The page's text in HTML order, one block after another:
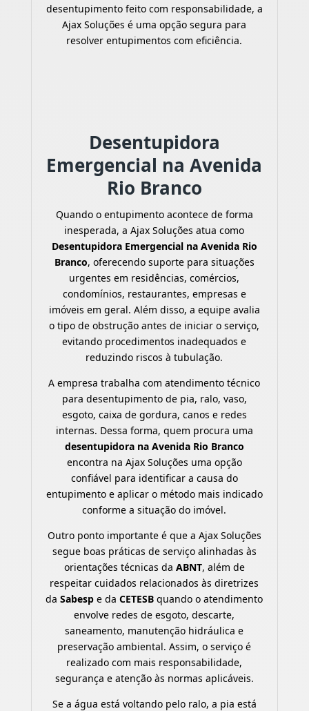
desentupimento feito com responsabilidade, a
Ajax Soluções é uma opção segura para
resolver entupimentos com eficiência.
Desentupidora
Emergencial na Avenida
Rio Branco
Quando o entupimento acontece de forma
inesperada, a Ajax Soluções atua como
Desentupidora Emergencial na Avenida Rio
Branco, oferecendo suporte para situações
urgentes em residências, comércios,
condomínios, restaurantes, empresas e
imóveis em geral. Além disso, a equipe avalia
o tipo de obstrução antes de iniciar o serviço,
evitando procedimentos inadequados e
reduzindo riscos à tubulação.
A empresa trabalha com atendimento técnico
para desentupimento de pia, ralo, vaso,
esgoto, caixa de gordura, canos e redes
internas. Dessa forma, quem procura uma
desentupidora na Avenida Rio Branco
encontra na Ajax Soluções uma opção
confiável para identificar a causa do
entupimento e aplicar o método mais indicado
conforme a situação do imóvel.
Outro ponto importante é que a Ajax Soluções
segue boas práticas de serviço alinhadas às
orientações técnicas da ABNT, além de
respeitar cuidados relacionados às diretrizes
daSabesp e daCETESB quando o atendimento
envolve redes de esgoto, descarte,
saneamento, manutenção hidráulica e
preservação ambiental. Assim, o serviço é
realizado com mais responsabilidade,
segurança e atenção às normas aplicáveis.
Se a água está voltando pelo ralo, a pia está